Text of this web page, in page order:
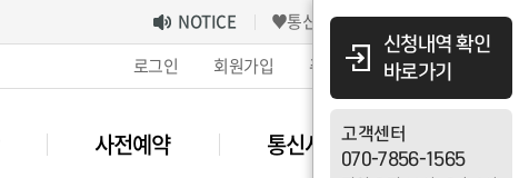
NOTICE ♥통신사 별 사전예약 URL 안내♥
로그인 회원가입 주문배송조회 고객센터
사전예약 통신사 악세사리
신청내역 확인
바로가기
고객센터
070-7856-1565